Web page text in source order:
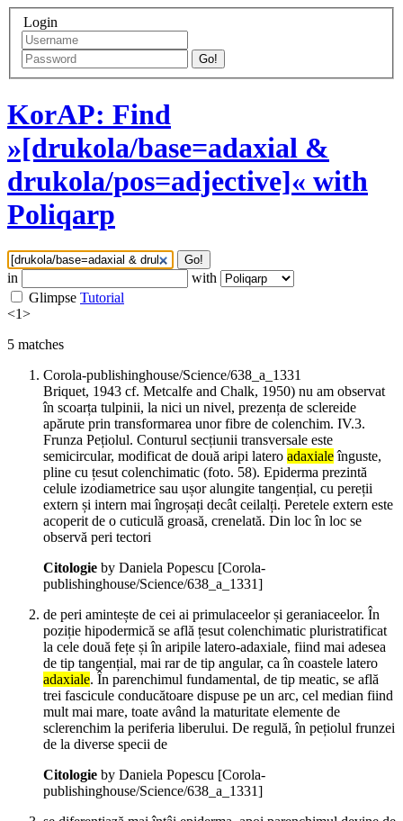
Login
Go!
KorAP: Find
»[drukola/base=adaxial &
drukola/pos=adjective]« with
Poliqarp
Go!
in
with
Glimpse Tutorial
<1>
5 matches
Corola-publishinghouse/Science/638_a_1331
Briquet, 1943 cf. Metcalfe and Chalk, 1950) nu am observat
în scoarța tulpinii, la nici un nivel, prezența de sclereide
apărute prin transformarea unor fibre de colenchim. IV.3.
Frunza Pețiolul. Conturul secțiunii transversale este
semicircular, modificat de două aripi latero adaxialeînguste,
pline cu țesut colenchimatic (foto. 58). Epiderma prezintă
celule izodiametrice sau ușor alungite tangențial, cu pereții
extern și intern mai îngroșați decât ceilalți. Peretele extern este
acoperit de o cuticulă groasă, crenelată. Din loc în loc se
observă peri tectori
Citologie by Daniela Popescu [Corola-
publishinghouse/Science/638_a_1331]
de peri amintește de cei ai primulaceelor și geraniaceelor. În
poziție hipodermică se află țesut colenchimatic pluristratificat
la cele două fețe și în aripile latero-adaxiale, fiind mai adesea
de tip tangențial, mai rar de tip angular, ca în coastele latero
adaxiale. În parenchimul fundamental, de tip meatic, se află
trei fascicule conducătoare dispuse pe un arc, cel median fiind
mult mai mare, toate având la maturitate elemente de
sclerenchim la periferia liberului. De regulă, în pețiolul frunzei
de la diverse specii de
Citologie by Daniela Popescu [Corola-
publishinghouse/Science/638_a_1331]